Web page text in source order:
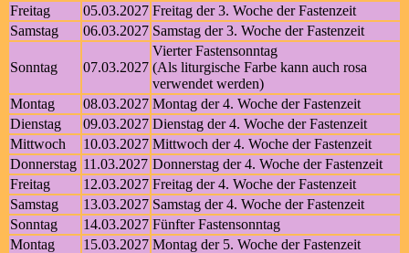
Freitag
05.03.2027 Freitag der 3. Woche der Fastenzeit
Samstag
06.03.2027 Samstag der 3. Woche der Fastenzeit
Sonntag 07.03.2027
Vierter Fastensonntag
(Als liturgische Farbe kann auch rosa
verwendet werden)
Montag
08.03.2027 Montag der 4. Woche der Fastenzeit
Dienstag
09.03.2027 Dienstag der 4. Woche der Fastenzeit
Mittwoch
10.03.2027 Mittwoch der 4. Woche der Fastenzeit
Donnerstag 11.03.2027 Donnerstag der 4. Woche der Fastenzeit
Freitag
12.03.2027 Freitag der 4. Woche der Fastenzeit
Samstag
13.03.2027 Samstag der 4. Woche der Fastenzeit
Sonntag
14.03.2027 Fünfter Fastensonntag
Montag
15.03.2027 Montag der 5. Woche der Fastenzeit